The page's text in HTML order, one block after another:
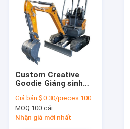
Custom Creative
Goodie Giáng sinh
logo của riêng bạn
cho Xmas Party
trang trí
Giá bán:$0.30/pieces 100-1999 pieces
MOQ:100 cái
Nhận giá mới nhất